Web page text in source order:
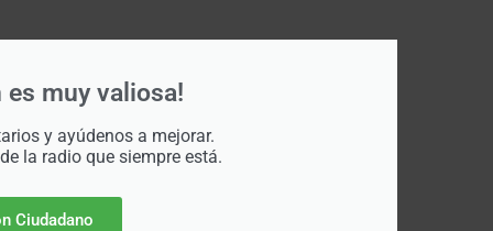
es muy valiosa!
y ayúdenos a mejorar.
la radio que siempre está.
Ciudadano